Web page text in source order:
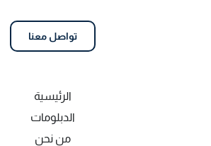
تواصل معنا
الرئيسية
الدبلومات
من نحن